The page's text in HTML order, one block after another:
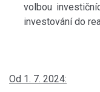
volbou
investování do
Od 1. 7. 2024: